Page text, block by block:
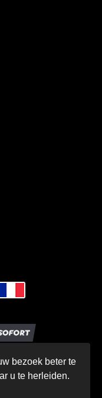
1993 - 2026
bezoek beter te
u te herleiden.